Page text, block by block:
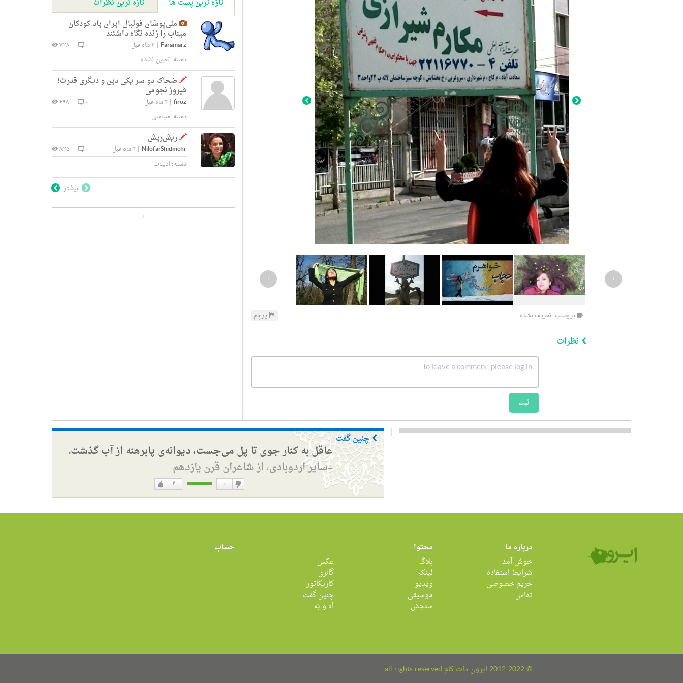
‹
›
برچسب: تعریف نشده پرچم
نظرات
ثبت
تازه ترین پست ها
تازه ترین نظرات
ملی‌پوشان فوتبال ایران یاد کودکان
میناب را زنده نگاه داشتند
Faramarz
| ۴ ماه قبل ۰
۷۳۸
دسته: تعیین نشده
ضحاک دو سر یکی دین و دیگری قدرت!
فیروز نجومی
firoz
| ۴ ماه قبل ۰
۶۹۸
دسته:سیاسی
ریش‌ریش
NilofarShidmehr
| ۴ ماه قبل ۰
۸۳۵
دسته:ادبیات
بیشتر
چنین گفت
عاقل به کنار جوی تا پل می‌جست، دیوانه‌ی پابرهنه از آب گذشت.
—سایر اردوبادی، از شاعران قرن یازدهم
دوست
۳ ۰
دوست
درباره ما
خوش آمد
شرایط استفاده
حریم خصوصی
تماس
محتوا
بلاگ
لینک
ویدیو
موسیقی
سنجش
عکس
گالری
کاریکاتور
چنین گفت
اَه و بَه
حساب
© 2012-2022 ایرون دات کام all rights reserved